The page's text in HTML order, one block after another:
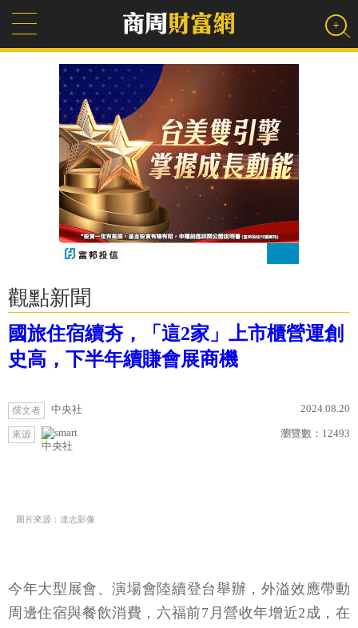
觀點新聞
國旅住宿續夯，「這2家」上市櫃營運創
史高，下半年續賺會展商機
撰文者 中央社 2024.08.20
來源
中央社
瀏覽數： 12493
圖片來源：達志影像
今年大型展會、演場會陸續登台舉辦，外溢效應帶動
周邊住宿與餐飲消費，六福前7月營收年增近2成，在